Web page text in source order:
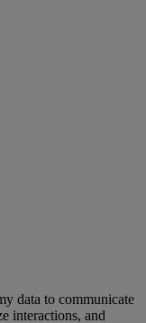
data to communicate
interactions, and